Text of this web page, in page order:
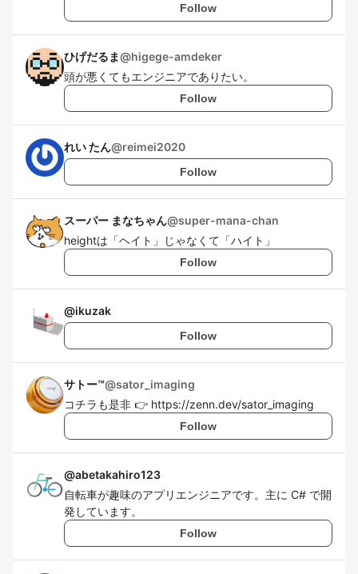
Follow
ひげだるま@higege-amdeker
頭が悪くてもエンジニアでありたい。
Follow
れい たん@reimei2020
Follow
スーパー まなちゃん@super-mana-chan
heightは「ヘイト」じゃなくて「ハイト」
Follow
@ikuzak
Follow
サトー™@sator_imaging
コチラも是非 👉 https://zenn.dev/sator_imaging
Follow
@abetakahiro123
自転車が趣味のアプリエンジニアです。主に C# で開
発しています。
Follow